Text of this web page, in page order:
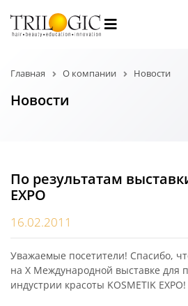
Главная О компании Новости
Новости
По результатам
EXPO
16.02.2011
Уважаемые посетители! Спасибо,
на X Международной выставке для
индустрии красоты KOSMETIK EXPO!